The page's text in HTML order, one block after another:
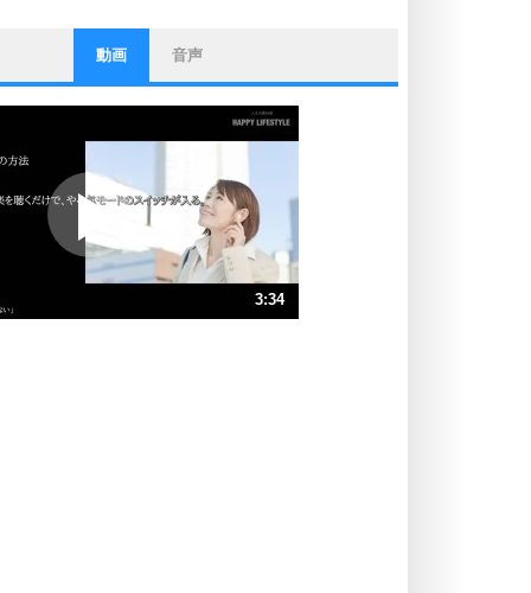
ストレス対策
他人と比べない。
いっそのこと、他人を見ない。
プラス思考
ポジティブになれない原因は、行動
ポジティブ思考になる30の方法
ストレス対策
動画 音声
3:34